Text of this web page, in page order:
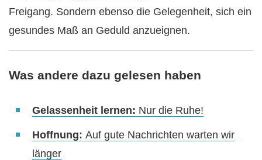
Freigang. Sondern ebenso die Gelegenheit, sich ein
gesundes Maß an Geduld anzueignen.
Was andere dazu gelesen haben
Gelassenheit lernen: Nur die Ruhe!
Hoffnung: Auf gute Nachrichten warten wir
länger